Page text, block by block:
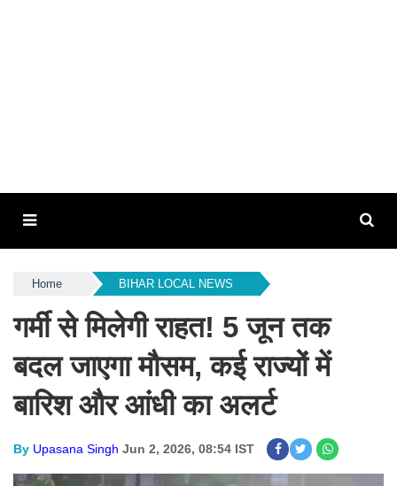
Home BIHAR LOCAL NEWS
गर्मी से मिलेगी राहत! 5 जून तक
बदल जाएगा मौसम, कई राज्यों में
बारिश और आंधी का अलर्ट
By Upasana Singh Jun 2, 2026, 08:54 IST